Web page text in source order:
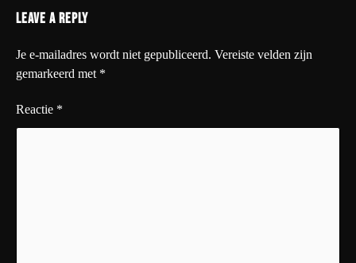
Leave a Reply
Je e-mailadres wordt niet gepubliceerd. Vereiste velden zijn
gemarkeerd met *
Reactie *